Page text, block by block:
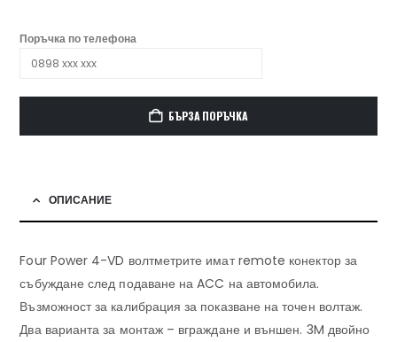
Поръчка по телефона
БЪРЗА ПОРЪЧКА
ОПИСАНИЕ
Four Power 4-VD волтметрите имат remote конектор за
събуждане след подаване на ACC на автомобила.
Възможност за калибрация за показване на точен волтаж.
Два варианта за монтаж – вграждане и външен. 3M двойно